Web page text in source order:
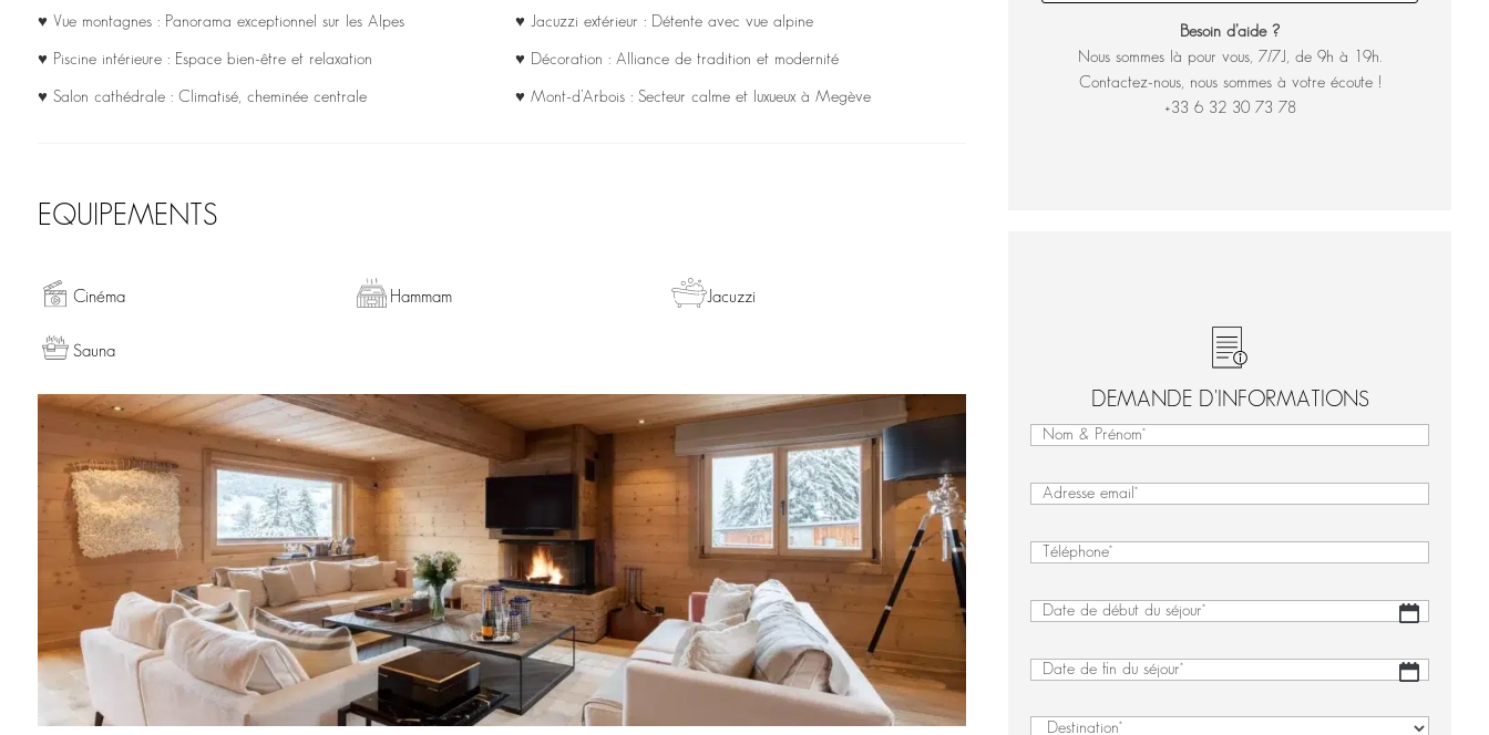
♥ Vue montagnes : Panorama exceptionnel sur les Alpes ♥ Jacuzzi extérieur : Détente avec vue alpine
♥ Piscine intérieure : Espace bien-être et relaxation ♥ Décoration : Alliance de tradition et modernité
♥ Salon cathédrale : Climatisé, cheminée centrale ♥ Mont-d’Arbois : Secteur calme et luxueux à Megève
EQUIPEMENTS
Cinéma Hammam Jacuzzi
Sauna
Besoin d’aide ?
Nous sommes là pour vous, 7/7J, de 9h à 19h.
Contactez-nous, nous sommes à votre écoute !
+33 6 32 30 73 78
DEMANDE D'INFORMATIONS
Nom
Prénom(Nécessaire)
&
Prénom
début
du
MM
slash
fin
MM